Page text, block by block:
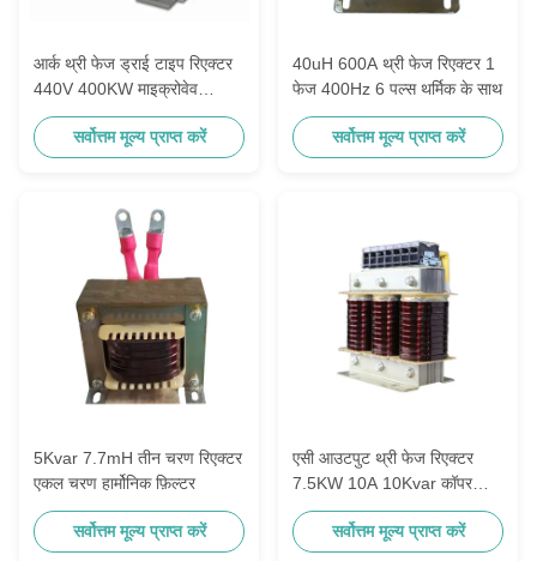
आर्क थ्री फेज ड्राई टाइप रिएक्टर
440V 400KW माइक्रोवेव
हाइड्रोजनीकरण
सर्वोत्तम मूल्य प्राप्त करें
40uH 600A थ्री फेज रिएक्टर 1
फेज 400Hz 6 पल्स थर्मिक के साथ
सर्वोत्तम मूल्य प्राप्त करें
5Kvar 7.7mH तीन चरण रिएक्टर
एकल चरण हार्मोनिक फ़िल्टर
सर्वोत्तम मूल्य प्राप्त करें
एसी आउटपुट थ्री फेज रिएक्टर
7.5KW 10A 10Kvar कॉपर
एल्युमिनियम
सर्वोत्तम मूल्य प्राप्त करें